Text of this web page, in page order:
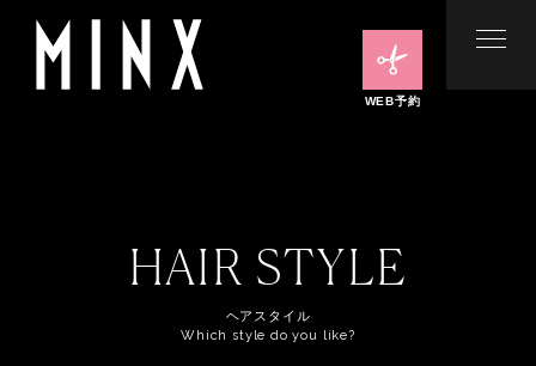
WEB予約
HAIR STYLE
ヘアスタイル
Which style do you like?